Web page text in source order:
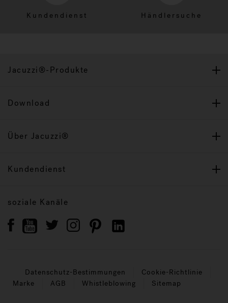
Kundendienst Händlersuche
Jacuzzi®-Produkte
Download
Über Jacuzzi®
Kundendienst
soziale Kanäle
Datenschutz-Bestimmungen
Cookie-Richtlinie
Marke
AGB Whistleblowing Sitemap